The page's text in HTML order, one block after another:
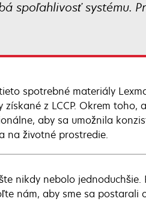
spoľahlivosť systému.
spotrebné materiály
z LCCP. Okrem
aby sa umožnila
na životné prostredie.
nikdy nebolo
nám, aby sme sa postarali